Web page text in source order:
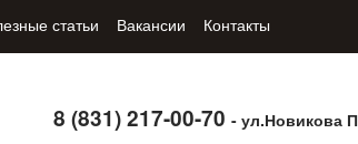
статьи Вакансии Контакты
8 (831) 217-00-70- ул.Новикова